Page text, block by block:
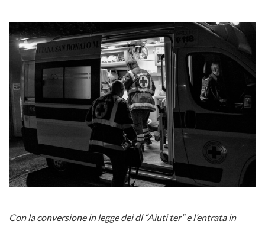
Con la conversione in legge dei dl “Aiuti ter” e l’entrata in